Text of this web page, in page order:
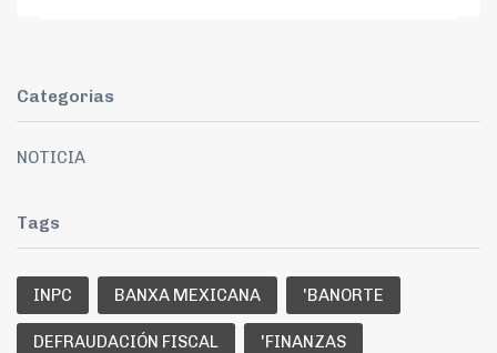
Categorias
NOTICIA
Tags
INPC BANXA MEXICANA 'BANORTE
DEFRAUDACIÓN FISCAL 'FINANZAS